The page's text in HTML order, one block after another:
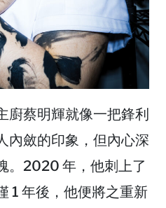
廚蔡明輝就像一把鋒利
內斂的印象，但內心深
。2020 年，他刺上了
1 年後，他便將之重新